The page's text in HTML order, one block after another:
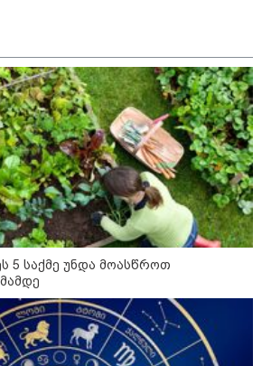
13:42 / 07-08-2026
"საქართველო მშვიდი ქვეყანაა,
სტუმართმოყვარე ხალხი ვართ
და ყველას შეუძლია ჩამოვიდეს,
არავინ შეზღუდული არაა" - კახა
კალაძე
13:27 / 07-08-2026
"სტუმართმოყვარე ხალხი ვართ
- რუსს, ყაზახს, უკრაინელს,
შვეიცარიელს, იტალიელს,
ამერიკელს, შეუძლია
ჩამოვიდეს, დახარჯოს ფული...
არავინ შეზღუდული არაა" -
კალაძე
სიახლე
5 საქმე უნდა მოასწროთ